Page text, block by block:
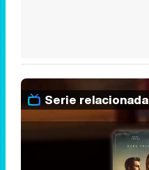
Serie relacionada